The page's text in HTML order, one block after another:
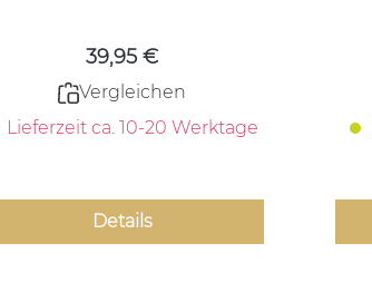
39,95 €
Vergleichen
Lieferzeit ca. 10-20 Werktage
Details